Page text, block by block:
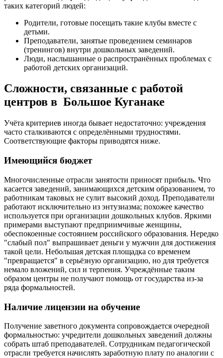
таких категорий людей:
Родители, готовые посещать такие клубы вместе с
детьми.
Преподаватели, занятые проведением семинаров
(тренингов) внутри дошкольных заведений.
Люди, наслышанные о распространённых проблемах с
работой детских организаций.
Сложности, связанные с работой
центров в Большое Куганаке
Учёта критериев иногда бывает недостаточно: учреждения
часто сталкиваются с определёнными трудностями.
Соответствующие факторы приводятся ниже.
Имеющийся бюджет
Многочисленные отрасли занятости приносят прибыль. Что
касается заведений, занимающихся детским образованием, то
работникам таковых не сулит высокий доход. Преподаватели
работают исключительно из энтузиазма; похожее качество
используется при организации дошкольных клубов. Яркими
примерами выступают предприимчивые женщины,
обеспокоенные состоянием российского образования. Нередко
"слабый пол" выпрашивает деньги у мужчин для достижения
такой цели. Небольшая детская площадка со временем
"превращается" в серьёзную организацию, но для требуется
немало вложений, сил и терпения. Учреждённые таким
образом центры не получают помощь от государства из-за
ряда формальностей.
Наличие лицензии на обучение
Получение заветного документа сопровождается очередной
формальностью: учредители дошкольных заведений должны
собрать штаб преподавателей. Сотрудникам педагогической
отрасли требуется начислять заработную плату по аналогии с